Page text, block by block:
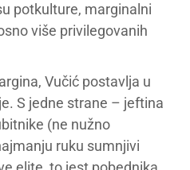
potkulture, marginalni
više privilegovanih
Vučić postavlja u
S jedne strane – jeftina
(ne nužno
ruku sumnjivi